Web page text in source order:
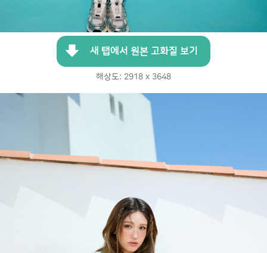
새 탭에서 원본 고화질 보기
해상도: 2918 x 3648